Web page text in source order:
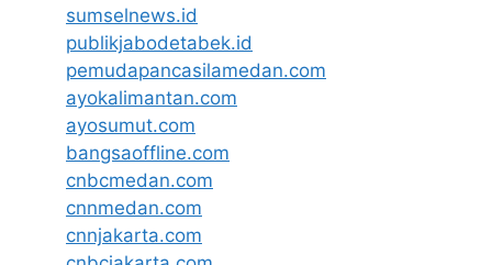
sumselnews.id
publikjabodetabek.id
pemudapancasilamedan.com
ayokalimantan.com
ayosumut.com
bangsaoffline.com
cnbcmedan.com
cnnmedan.com
cnnjakarta.com